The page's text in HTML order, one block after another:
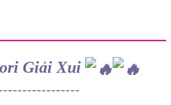
Giải Xui